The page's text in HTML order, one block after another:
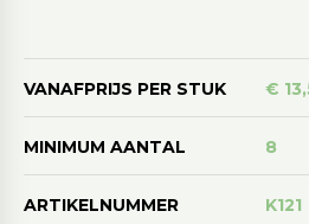
VANAFPRIJS PER STUK €
MINIMUM AANTAL 8
ARTIKELNUMMER K121